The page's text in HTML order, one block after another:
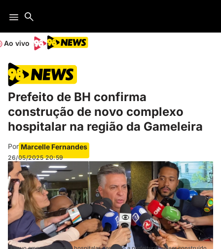
Ao vivo
Prefeito de BH confirma
construção de novo complexo
hospitalar na região da Gameleira
Por Marcelle Fernandes
26/05/2025 20:59